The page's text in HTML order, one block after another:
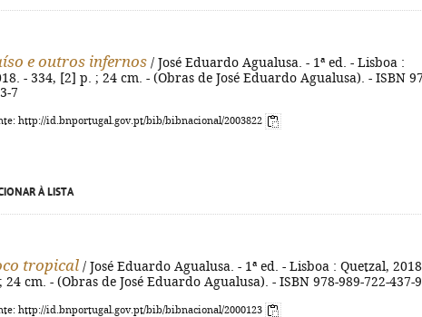
e outros infernos / José Eduardo Agualusa. - 1ª ed. - Lisboa :
- 334, [2] p. ; 24 cm. - (Obras de José Eduardo Agualusa). - ISBN
7
http://id.bnportugal.gov.pt/bib/bibnacional/2003822
À LISTA
tropical / José Eduardo Agualusa. - 1ª ed. - Lisboa : Quetzal,
24 cm. - (Obras de José Eduardo Agualusa). - ISBN 978-989-722-437-9
http://id.bnportugal.gov.pt/bib/bibnacional/2000123